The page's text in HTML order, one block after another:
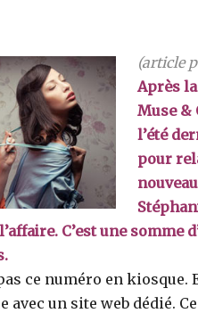
(article
Après
Muse &
l’été
pour
C’est une somme
ce numéro en
avec un site web dédié.